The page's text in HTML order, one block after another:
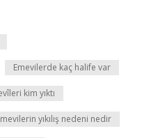
Emevilerde kaç halife var
kim yıktı
yıkılış nedeni nedir